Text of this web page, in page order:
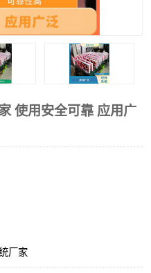
使用安全可靠 应用广
厂家